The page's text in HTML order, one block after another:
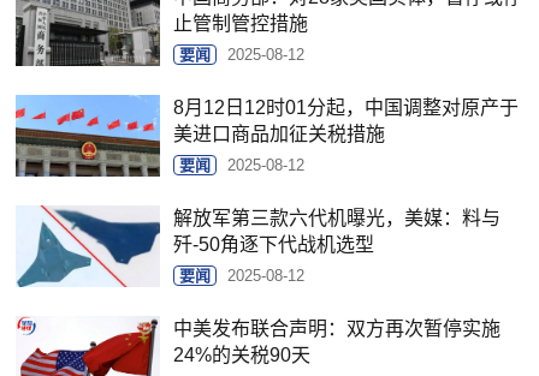
止管制管控措施
要闻 2025-08-12
8月12日12时01分起，中国调整对原产于
美进口商品加征关税措施
要闻 2025-08-12
解放军第三款六代机曝光，美媒：料与
歼-50角逐下代战机选型
要闻 2025-08-12
中美发布联合声明：双方再次暂停实施
24%的关税90天